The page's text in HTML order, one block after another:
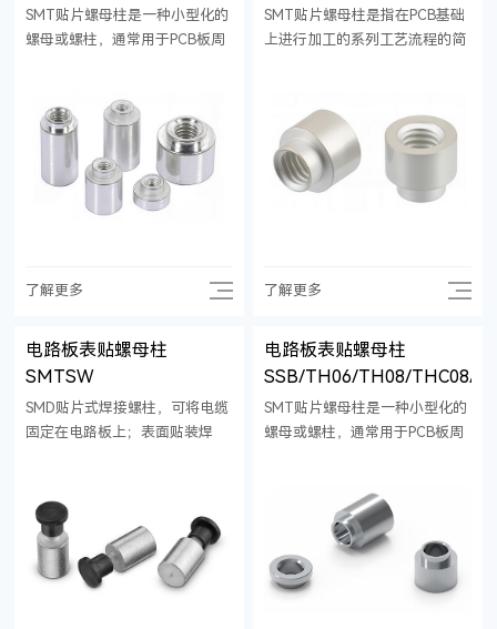
SMT贴片螺母柱是一种小型化的
螺母或螺柱，通常用于PCB板周
接螺母。为需要更高等级电气和
机械连接点的印刷电路板应用引
入了理想的硬件解决方案。 产品
特点是:体积小、重量轻，可以在
狭小的空间内进行紧固，提高了
准PCB置件工艺进行安装,可以直
效率和节约了生产成本。可以配
合兼容工厂内现有的SMT工艺，
因此这种SMT高速贴装的螺母
(螺柱)的安装效率比传统的紧固
省人工成本。减少报废率，避免
人工操作可能造成的不良风险。
了解更多
SMT贴片螺母柱是指在PCB基础
上进行加工的系列工艺流程的简
螺母；是电子组装行业里比较流
行的一种技术和工艺。 选择
SMT贴片螺母柱时，应根据具体
应用场景选择合适的尺寸规格、
了解更多
电路板表贴螺母柱
SMTSW
SMD贴片式焊接螺柱，可将电缆
固定在电路板上；表面贴装焊
电路板表贴螺母柱
SSB/TH06/TH08/THC08/
SMT贴片螺母柱是一种小型化的
螺母或螺柱，通常用于PCB板周
接螺母。为需要更高等级电气和
机械连接点的印刷电路板应用引
入了理想的硬件解决方案。